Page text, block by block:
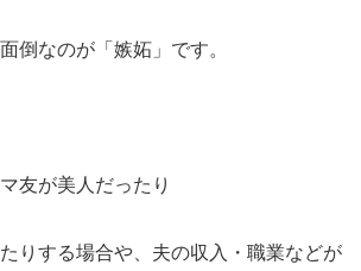
倒なのが 「嫉妬」 です。
友が美人だったり
りする場合や、夫の収入・職業などが